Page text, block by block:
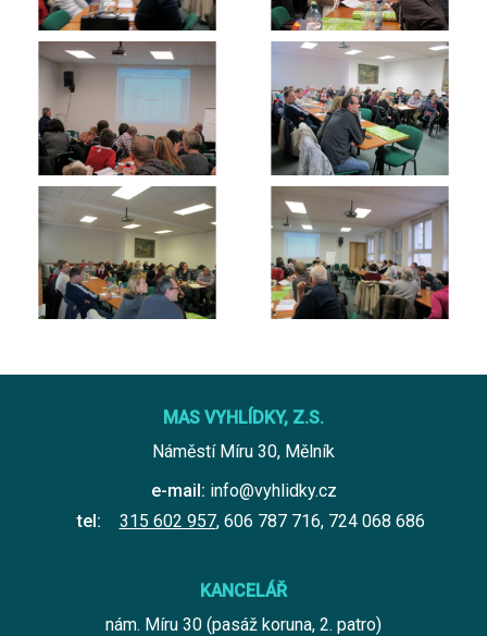
MAS VYHLÍDKY, Z.S.
Náměstí Míru 30, Mělník
e-mail: info@vyhlidky.cz
tel:
315 602 957, 606 787 716, 724 068 686
KANCELÁŘ
nám. Míru 30 (pasáž koruna, 2. patro)